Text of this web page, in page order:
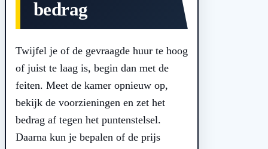
bedrag
Twijfel je of de gevraagde huur te hoog
of juist te laag is, begin dan met de
feiten. Meet de kamer opnieuw op,
bekijk de voorzieningen en zet het
bedrag af tegen het puntenstelsel.
Daarna kun je bepalen of de prijs